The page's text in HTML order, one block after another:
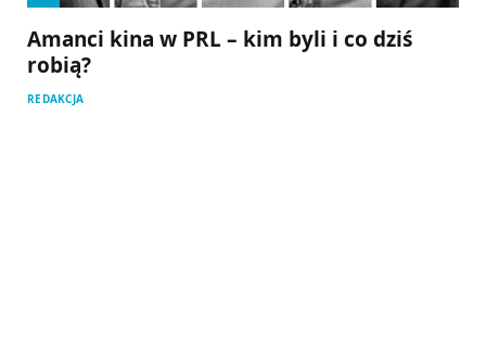
Amanci kina w PRL – kim byli i co dziś
robią?
REDAKCJA